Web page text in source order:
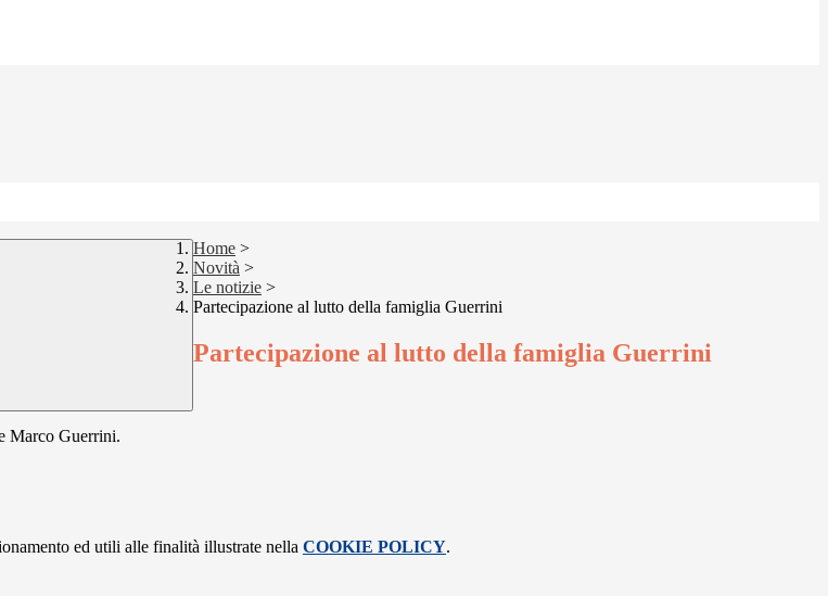
Home >
Novità >
Le notizie >
Partecipazione al lutto della famiglia Guerrini
Partecipazione al lutto della famiglia Guerrini
Marco Guerrini.
ed utili alle finalità illustrate nella COOKIE POLICY.